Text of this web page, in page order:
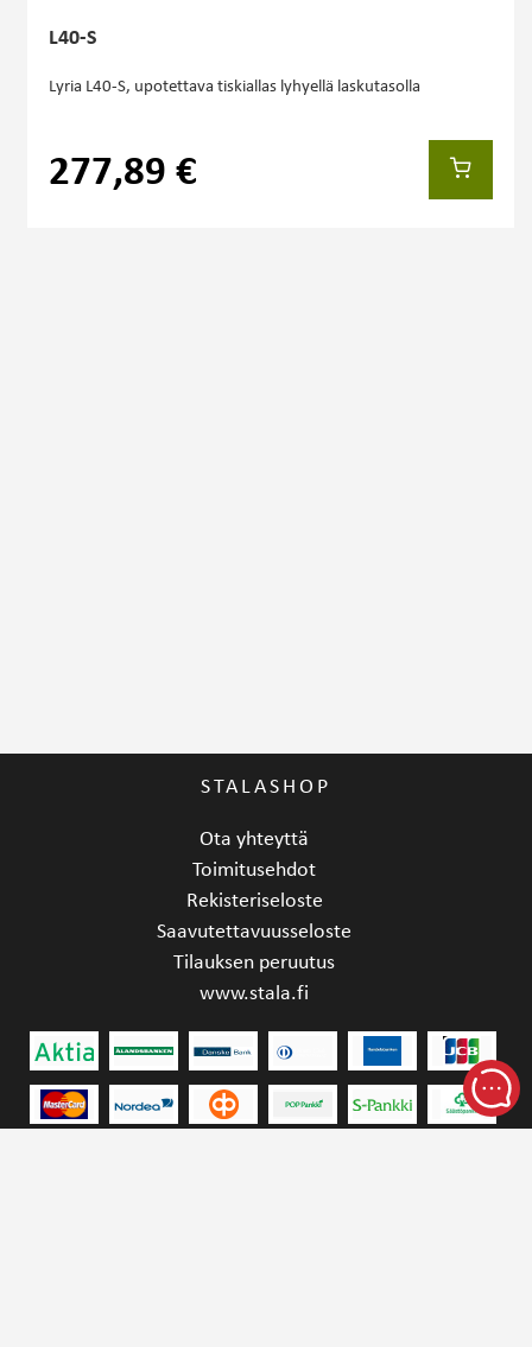
L40-S
Lyria L40-S, upotettava tiskiallas lyhyellä laskutasolla
277,89 €
STALASHOP
Ota yhteyttä
Toimitusehdot
Rekisteriseloste
Saavutettavuusseloste
Tilauksen peruutus
www.stala.fi